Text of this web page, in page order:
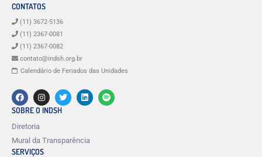
CONTATOS
(11) 3672-5136
(11) 2367-0081
(11) 2367-0082
contato@indsh.org.br
Calendário de Feriados das Unidades
SOBRE O INDSH
Diretoria
Mural da Transparência
SERVIÇOS